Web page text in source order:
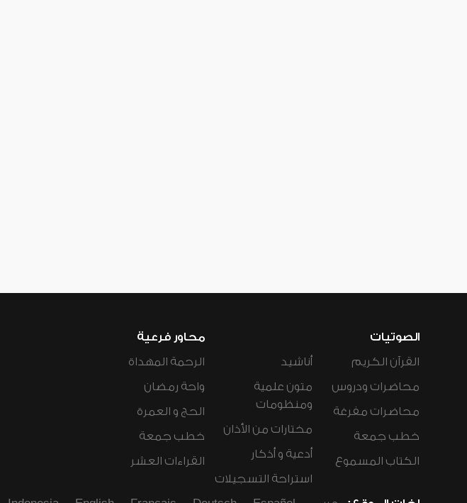
الصوتيات
القرآن الكريم
محاضرات ودروس
محاضرات مفرغة
خطب جمعة
الكتاب المسموع
أناشيد
متون علمية
ومنظومات
مختارات من الأذان
أدعية و أذكار
استراحة التسجيلات
محاور فرعية
الرحمة المهداة
واحة رمضان
الحج و العمرة
خطب جمعة
القراءات العشر